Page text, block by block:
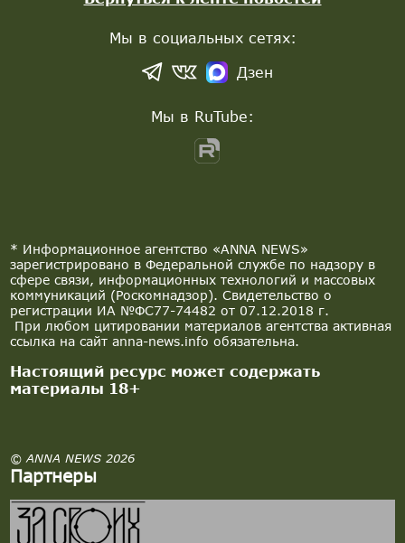
* Информационное агентство «ANNA NEWS»
зарегистрировано в Федеральной службе по надзору в
сфере связи, информационных технологий и массовых
коммуникаций (Роскомнадзор). Свидетельство о
регистрации ИА №ФС77-74482 от 07.12.2018 г.
При любом цитировании материалов агентства активная
ссылка на сайт anna-news.info обязательна.
Настоящий ресурс может содержать
материалы 18+
© ANNA NEWS 2026
Партнеры
Мы в социальных сетях:
Дзен
Мы в RuTube: